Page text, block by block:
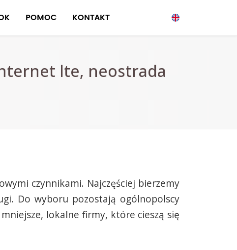
POMOC KONTAKT
lte, neostrada
czynnikami. Najczęściej bierzemy
Do wyboru pozostają ogólnopolscy
lokalne firmy, które cieszą się